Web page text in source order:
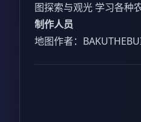
图探索与观光 学习各种
制作人员
地图作者：